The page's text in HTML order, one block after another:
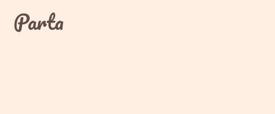
contentParta